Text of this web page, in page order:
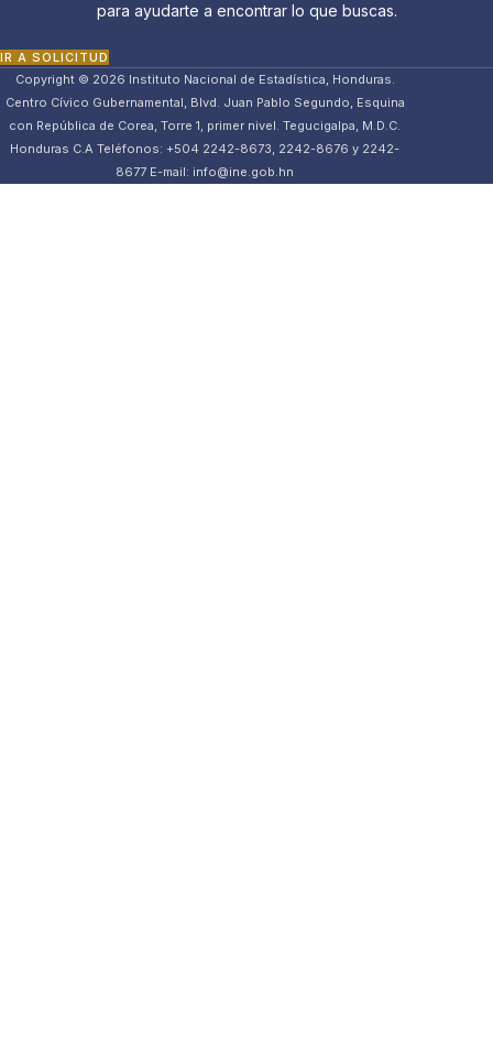
para ayudarte a encontrar lo que buscas.
IR A SOLICITUD
Copyright © 2026 Instituto Nacional de Estadística, Honduras.
Centro Cívico Gubernamental, Blvd. Juan Pablo Segundo, Esquina
con República de Corea, Torre 1, primer nivel. Tegucigalpa, M.D.C.
Honduras C.A Teléfonos: +504 2242-8673, 2242-8676 y 2242-
8677 E-mail: info@ine.gob.hn